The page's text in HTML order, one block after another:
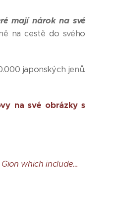
mají nárok na své
na cestě do svého
japonských jenů.
na své obrázky s
which include…